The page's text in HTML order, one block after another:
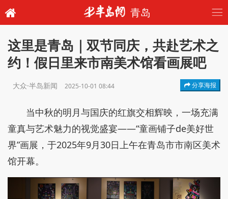
青岛
这里是青岛｜双节同庆，共赴艺术之
约！假日里来市南美术馆看画展吧
大众·半岛新闻 2025-10-01 08:44 分享海报
当中秋的明月与国庆的红旗交相辉映，一场充满
童真与艺术魅力的视觉盛宴——“童画铺子de美好世
界”画展，于2025年9月30日上午在青岛市市南区美术
馆开幕。